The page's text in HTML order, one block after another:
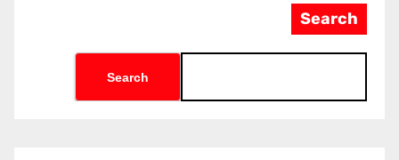
Search
Search